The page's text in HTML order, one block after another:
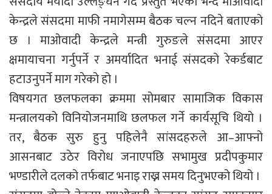
केन्द्रले संसदमा माफी नमागेसम्म बैठक चल्न नदिने बताएको
छ । माओवादी केन्द्रले मन्त्री गुरुङले संसदमा आएर
क्षमायाचना गर्नुपर्ने र अमर्यादित भनाई संसदको रेकर्डबाट
हटाउनुपर्ने माग गरेको हो ।
विषयगत छलफलका क्रममा सोमबार सामाजिक विकास
मन्त्रालयको विनियोजनमाथि छलफल गर्ने कार्यसूचि थियो ।
तर, बैठक सुरु हुनु पहिलेनै सांसदहरुले आ–आफ्नो
आसनबाट उठेर विरोध जनाएपछि सभामुख प्रदीपकुमार
भण्डारीले दलको तर्फबाट भनाइ राख्न समय दिनुभएको थियो ।